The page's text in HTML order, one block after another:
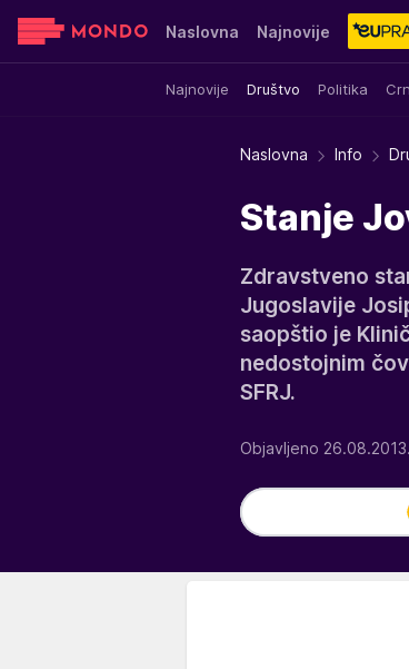
Naslovna Najnovije
Najnovije Društvo Politika
Sensa Stvar ukusa Yumama
Naslovna Info
Stanje
Zdravstveno
Jugoslavije
saopštio je
nedostojnim
SFRJ.
Objavljeno